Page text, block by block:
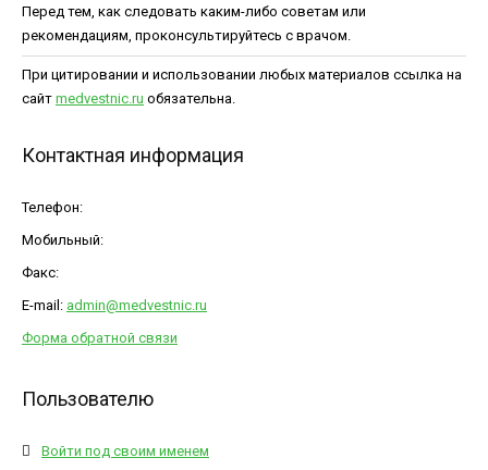
Перед тем, как следовать каким-либо советам или
рекомендациям, проконсультируйтесь с врачом.
При цитировании и использовании любых материалов ссылка на
сайт medvestnic.ru обязательна.
Контактная информация
Телефон:
Мобильный:
Факс:
E-mail: admin@medvestnic.ru
Форма обратной связи
Пользователю
Войти под своим именем